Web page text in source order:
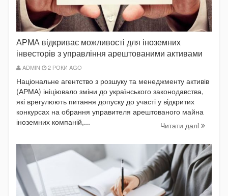
АРМА відкриває можливості для іноземних
інвесторів з управління арештованими активами
ADMIN 2 РОКИ AGO
Національне агентство з розшуку та менеджменту активів
(АРМА) ініціювало зміни до українського законодавства,
які врегулюють питання допуску до участі у відкритих
конкурсах на обрання управителя арештованого майна
іноземних компаній,...
Читати далi